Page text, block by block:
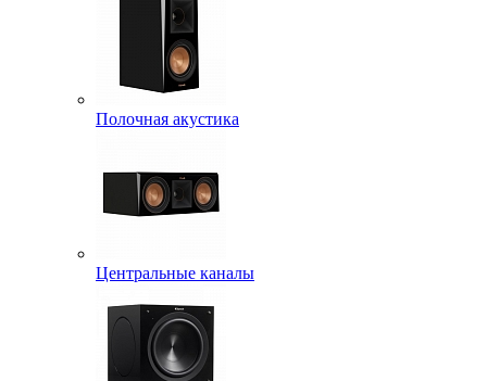
Полочная акустика
Центральные каналы